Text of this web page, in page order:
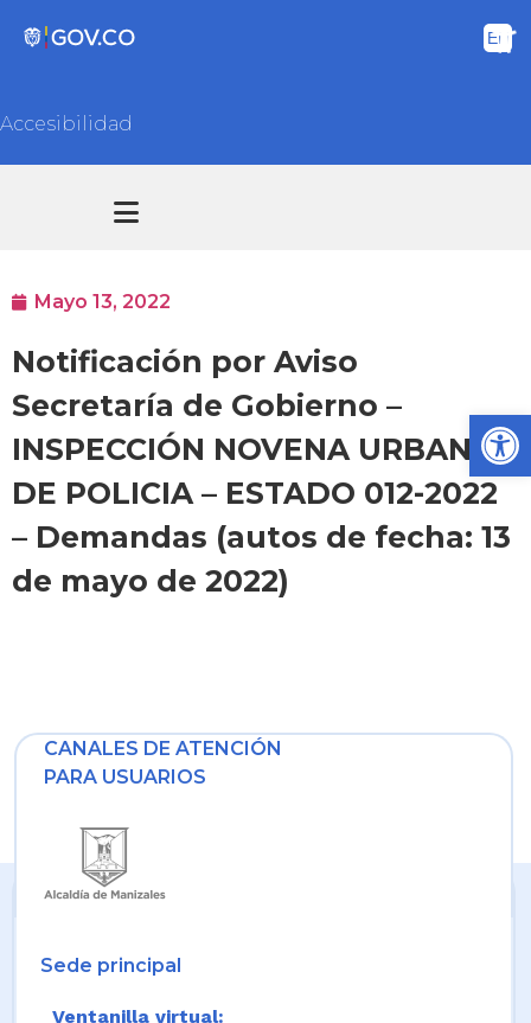
Accesibilidad
Mayo 13, 2022
Notificación por Aviso
Secretaría de Gobierno –
INSPECCIÓN NOVENA URBANA
DE POLICIA – ESTADO 012-2022
– Demandas (autos de fecha: 13
de mayo de 2022)
CANALES DE ATENCIÓN
PARA USUARIOS
Sede principal
Ventanilla virtual: